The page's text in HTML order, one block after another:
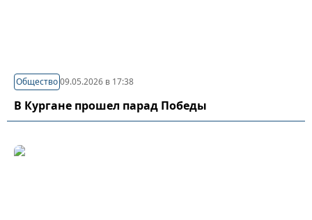
Общество09.05.2026 в 17:38
В Кургане прошел парад Победы